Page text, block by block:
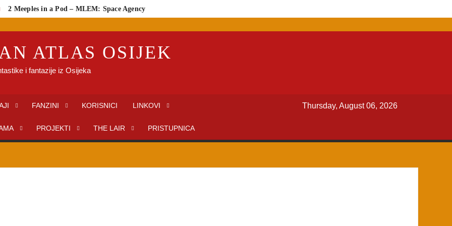
2 Meeples in a Pod – MLEM: Space Agency
ATLAS OSIJEK
i fantazije iz Osijeka
FANZINI KORISNICI LINKOVI
PROJEKTI THE LAIR PRISTUPNICA
Thursday, August 06, 2026